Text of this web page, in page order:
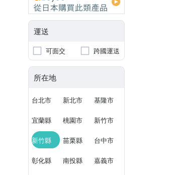
運送
可面交 跨國運送
所在地
台北市 新北市 基隆市
宜蘭縣 桃園市 新竹市
新竹縣 苗栗縣 台中市
彰化縣 南投縣 嘉義市